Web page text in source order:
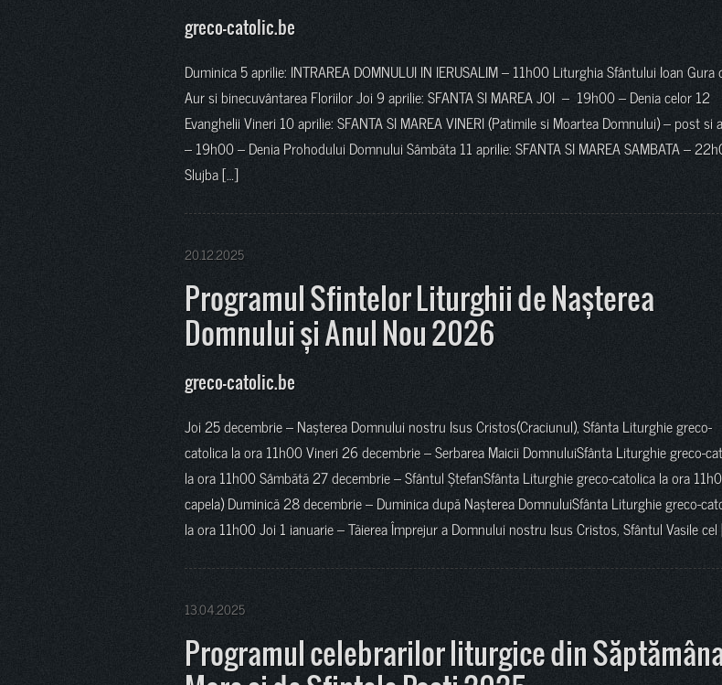
greco-catolic.be
Duminica 5 aprilie: INTRAREA DOMNULUI IN IERUSALIM – 11h00 Liturghia Sfântului Ioan Gura
Aur si binecuvântarea Floriilor Joi 9 aprilie: SFANTA SI MAREA JOI – 19h00 – Denia celor 12
Evanghelii Vineri 10 aprilie: SFANTA SI MAREA VINERI (Patimile si Moartea Domnului) – post si
– 19h00 – Denia Prohodului Domnului Sâmbăta 11 aprilie: SFANTA SI MAREA SAMBATA –
Slujba […]
20.12.2025
Programul Sfintelor Liturghii de Nașterea
Domnului și Anul Nou 2026
greco-catolic.be
Joi 25 decembrie – Nașterea Domnului nostru Isus Cristos(Craciunul), Sfânta Liturghie greco-
catolica la ora 11h00 Vineri 26 decembrie – Serbarea Maicii DomnuluiSfânta Liturghie greco-
la ora 11h00 Sâmbătă 27 decembrie – Sfântul ȘtefanSfânta Liturghie greco-catolica la ora
capela) Duminică 28 decembrie – Duminica după Nașterea DomnuluiSfânta Liturghie greco-
la ora 11h00 Joi 1 ianuarie – Tăierea Împrejur a Domnului nostru Isus Cristos, Sfântul Vasile
13.04.2025
Programul celebrarilor liturgice din